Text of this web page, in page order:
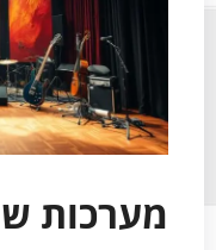
מערכות